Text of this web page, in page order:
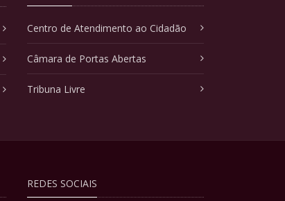
Centro de Atendimento ao Cidadão
Câmara de Portas Abertas
Tribuna Livre
REDES SOCIAIS